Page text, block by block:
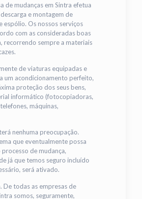
de mudanças em Sintra efetua
e montagem de
espólio. Os nossos serviços
com as consideradas boas
recorrendo sempre a materiais
de viaturas equipadas e
um acondicionamento perfeito,
proteção dos seus bens,
informático (fotocopiadoras,
máquinas,
nenhuma preocupação.
que eventualmente possa
de mudança,
já que temos seguro incluído
será ativado.
De todas as empresas de
somos, seguramente,